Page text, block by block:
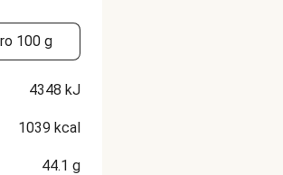
100 g
4348 kJ
1039 kcal
44.1 g